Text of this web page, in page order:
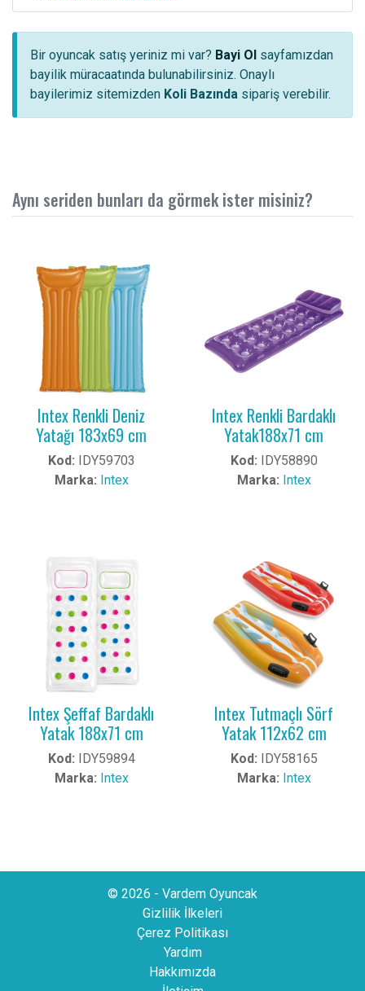
Bir oyuncak satış yeriniz mi var? Bayi Ol sayfamızdan
bayilik müracaatında bulunabilirsiniz. Onaylı
bayilerimiz sitemizden Koli Bazında sipariş verebilir.
Aynı seriden bunları da görmek ister misiniz?
Intex Renkli Deniz
Yatağı 183x69 cm
Kod: IDY59703
Marka: Intex
Intex Renkli Bardaklı
Yatak188x71 cm
Kod: IDY58890
Marka: Intex
Intex Şeffaf Bardaklı
Yatak 188x71 cm
Kod: IDY59894
Marka: Intex
Intex Tutmaçlı Sörf
Yatak 112x62 cm
Kod: IDY58165
Marka: Intex
© 2026 - Vardem Oyuncak
Gizlilik İlkeleri
Çerez Politikası
Yardım
Hakkımızda